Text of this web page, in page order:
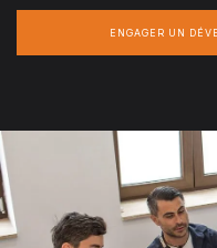
ENGAGER UN